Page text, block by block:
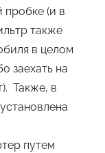
пробке (и в
также
в целом
заехать на
Также, в
путем